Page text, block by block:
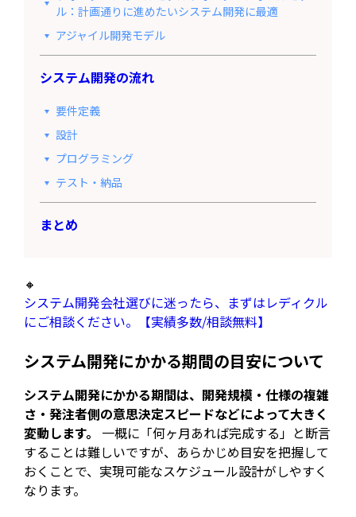
ル：計画通りに進めたいシステム開発に最適
アジャイル開発モデル
システム開発の流れ
要件定義
設計
プログラミング
テスト・納品
まとめ
🔸
システム開発会社選びに迷ったら、まずはレディクル
にご相談ください。【実績多数/相談無料】
システム開発にかかる期間の目安について
システム開発にかかる期間は、開発規模・仕様の複雑
さ・発注者側の意思決定スピードなどによって大きく
変動します。
一概に「何ヶ月あれば完成する」と断言
することは難しいですが、あらかじめ目安を把握して
おくことで、実現可能なスケジュール設計がしやすく
なります。